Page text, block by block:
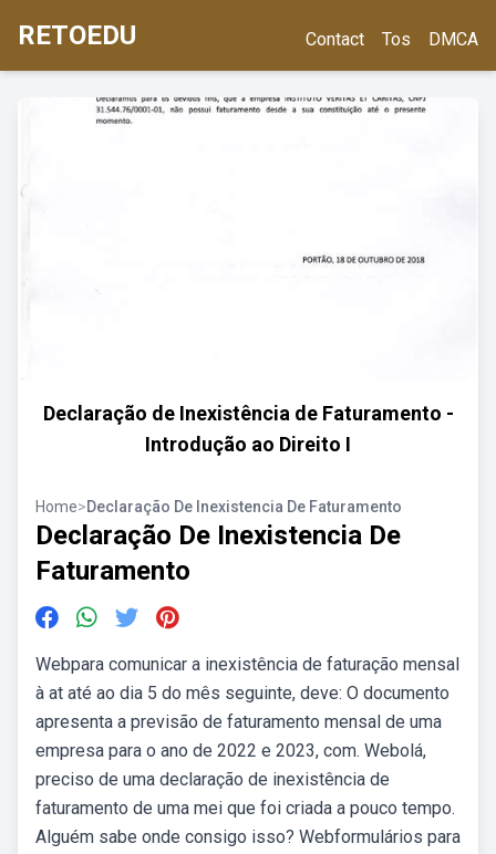
RETOEDU Contact Tos DMCA
Declaração de Inexistência de Faturamento -
Introdução ao Direito I
Home>Declaração De Inexistencia De Faturamento
Declaração De Inexistencia De
Faturamento
Webpara comunicar a inexistência de faturação mensal
à at até ao dia 5 do mês seguinte, deve: O documento
apresenta a previsão de faturamento mensal de uma
empresa para o ano de 2022 e 2023, com. Webolá,
preciso de uma declaração de inexistência de
faturamento de uma mei que foi criada a pouco tempo.
Alguém sabe onde consigo isso? Webformulários para